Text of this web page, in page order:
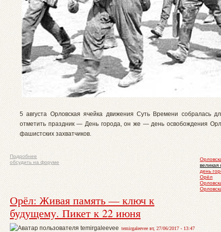
5 августа Орловская ячейка движения Суть Времени собралась
отметить праздник — День города, он же — день освобождения
фашистских захватчиков.
великая
день
Орёл
Подробнее
обсудить на форуме
Орёл: Живая память — ключ к
будущему. Пикет к 22 июня
temirgaleevee вт, 27/06/2017 - 13:47